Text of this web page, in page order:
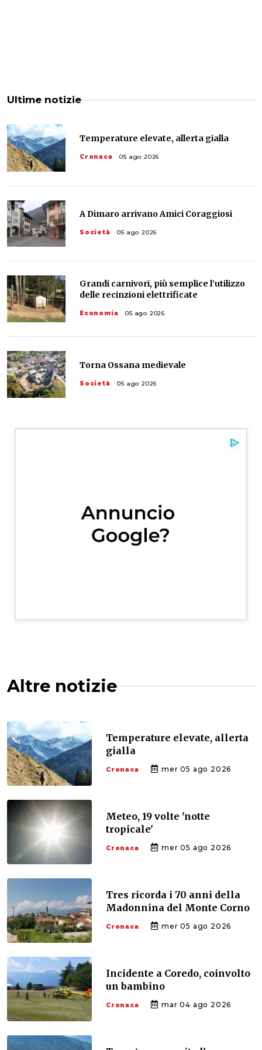
Ultime notizie
Temperature elevate, allerta gialla
Cronaca 05 ago 2026
A Dimaro arrivano Amici Coraggiosi
Società 05 ago 2026
Grandi carnivori, più semplice l’utilizzo
delle recinzioni elettrificate
Economia 05 ago 2026
Torna Ossana medievale
Società 05 ago 2026
Altre notizie
Temperature elevate, allerta
gialla
Cronaca mer 05 ago 2026
Meteo, 19 volte 'notte
tropicale'
Cronaca mer 05 ago 2026
Tres ricorda i 70 anni della
Madonnina del Monte Corno
Cronaca mer 05 ago 2026
Incidente a Coredo, coinvolto
un bambino
Cronaca mar 04 ago 2026